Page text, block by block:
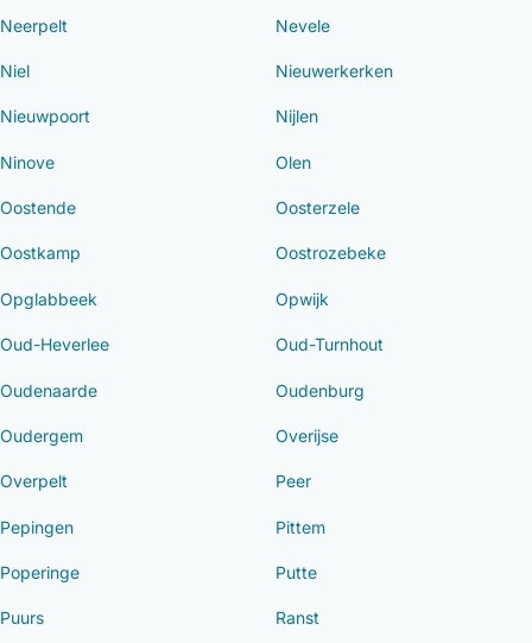
Neerpelt Nevele
Niel Nieuwerkerken
Nieuwpoort Nijlen
Ninove Olen
Oostende Oosterzele
Oostkamp Oostrozebeke
Opglabbeek Opwijk
Oud-Heverlee Oud-Turnhout
Oudenaarde Oudenburg
Oudergem Overijse
Overpelt Peer
Pepingen Pittem
Poperinge Putte
Puurs Ranst